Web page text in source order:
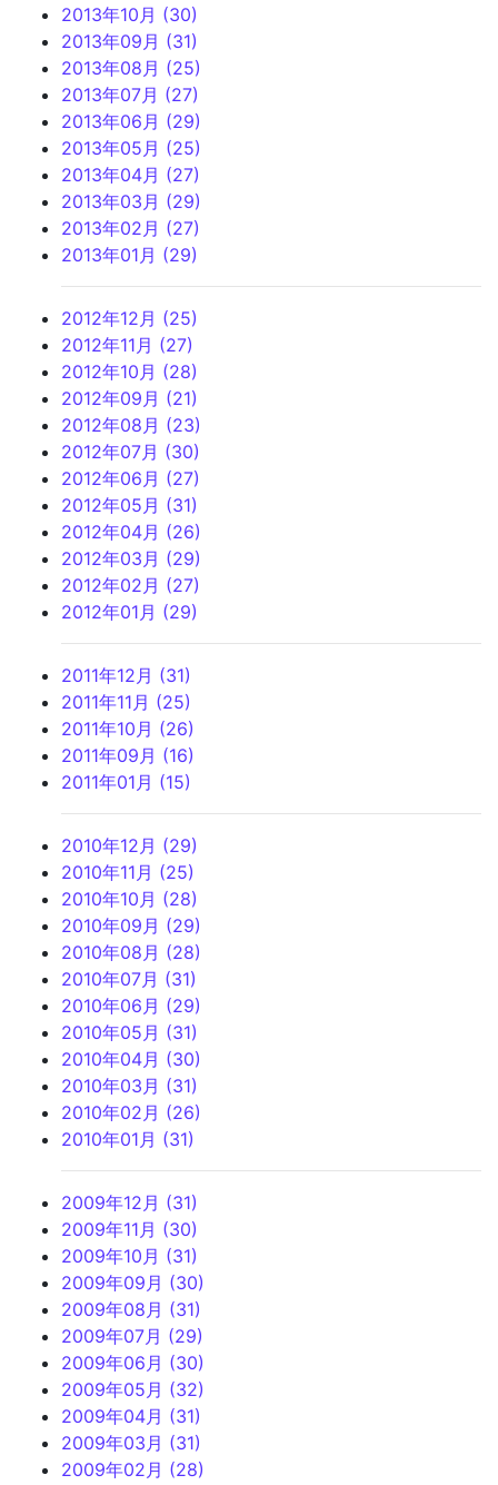
2013年10月 (30)
2013年09月 (31)
2013年08月 (25)
2013年07月 (27)
2013年06月 (29)
2013年05月 (25)
2013年04月 (27)
2013年03月 (29)
2013年02月 (27)
2013年01月 (29)
2012年12月 (25)
2012年11月 (27)
2012年10月 (28)
2012年09月 (21)
2012年08月 (23)
2012年07月 (30)
2012年06月 (27)
2012年05月 (31)
2012年04月 (26)
2012年03月 (29)
2012年02月 (27)
2012年01月 (29)
2011年12月 (31)
2011年11月 (25)
2011年10月 (26)
2011年09月 (16)
2011年01月 (15)
2010年12月 (29)
2010年11月 (25)
2010年10月 (28)
2010年09月 (29)
2010年08月 (28)
2010年07月 (31)
2010年06月 (29)
2010年05月 (31)
2010年04月 (30)
2010年03月 (31)
2010年02月 (26)
2010年01月 (31)
2009年12月 (31)
2009年11月 (30)
2009年10月 (31)
2009年09月 (30)
2009年08月 (31)
2009年07月 (29)
2009年06月 (30)
2009年05月 (32)
2009年04月 (31)
2009年03月 (31)
2009年02月 (28)